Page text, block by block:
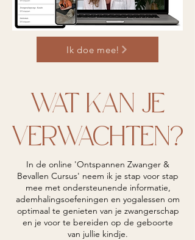
Ik doe mee!
WAT KAN JE
VERWACHTEN?
In de online 'Ontspannen Zwanger &
Bevallen Cursus' neem ik je stap voor stap
mee met ondersteunende informatie,
ademhalingsoefeningen en yogalessen om
optimaal te genieten van je zwangerschap
en je voor te bereiden op de geboorte
van jullie kindje.